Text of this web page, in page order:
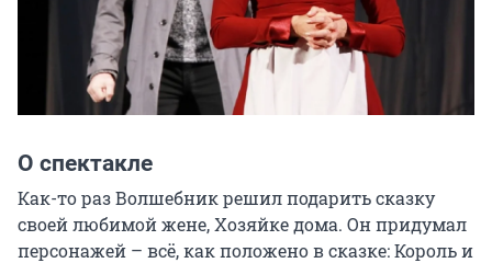
О спектакле
Как-то раз Волшебник решил подарить сказку
своей любимой жене, Хозяйке дома. Он придумал
персонажей – всё, как положено в сказке: Король и